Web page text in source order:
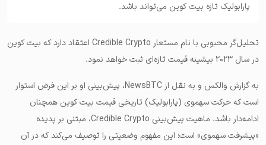
پارابولیک تازه بیت کوین می‌تواند باشد.
تحلیل‌گر محبوبی با نام مستعار Credible Crypto اعتقاد دارد که بیت کوین
در سال ۲۰۲۳ بیشینه قیمت تازه‌ای ثبت خواهد نمود.
به گزارش والکس و به نقل از NewsBTC،‌ پیش‌بینی او بر این فرض استوار
است که حرکت سهموی (پارابولیک) تاریخی قیمت بیت کوین همچنان
ادامه‌دار باشد. ماهیت پیش‌بینی Credible Crypto، مبتنی بر پدیده
«پیشرفت سهموی» است؛ این مفهوم وضعیتی را توصیف می‌کند که در آن